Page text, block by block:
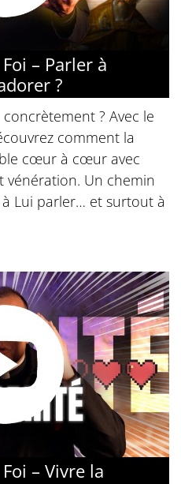
– Parler à
?
? Avec le
comment la
cœur à cœur avec
vénération. Un chemin
Lui parler… et surtout à
– Vivre la